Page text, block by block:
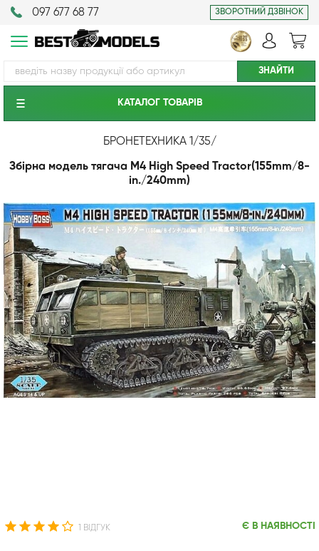
097 677 68 77 ЗВОРОТНИЙ ДЗВІНОК
КАТАЛОГ ТОВАРIВ
БРОНЕТЕХНИКА 1/35/
Збірна модель тягача M4 High Speed Tractor(155mm/8-
in./240mm)
1 ВІДГУК Є В НАЯВНОСТІ